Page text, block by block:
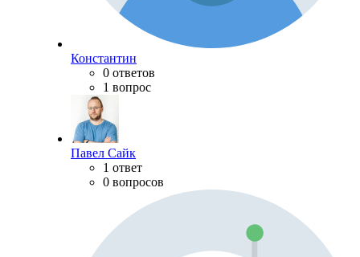
Константин
0 ответов
1 вопрос
Павел Сайк
1 ответ
0 вопросов